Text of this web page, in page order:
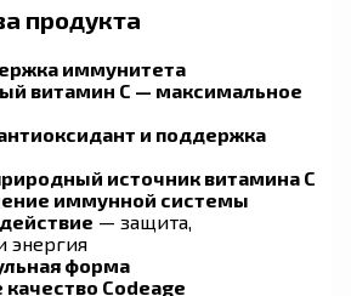
продукта
иммунитета
витамин C — максимальное
и поддержка
источник витамина C
иммунной системы
— защита,
энергия
форма
Codeage